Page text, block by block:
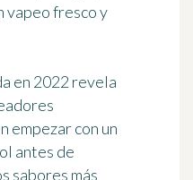
vapeo fresco y
en 2022 revela
empezar con un
antes de
sabores más